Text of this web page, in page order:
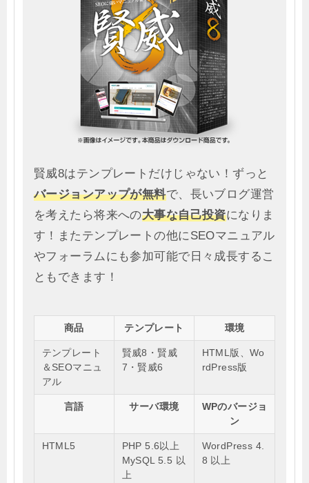
賢威8はテンプレートだけじゃない！ずっと
バージョンアップが無料で、長いブログ運営
を考えたら将来への大事な自己投資になりま
す！またテンプレートの他にSEOマニュアル
やフォーラムにも参加可能で日々成長するこ
ともできます！
商品 テンプレート 環境
テンプレート
＆SEOマニュ
アル
賢威8・賢威
7・賢威6
HTML版、Wo
rdPress版
言語 サーバ環境
WPのバージョ
ン
HTML5
PHP 5.6以上
MySQL 5.5 以
上
WordPress 4.
8 以上